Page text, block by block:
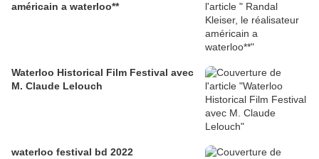
américain a waterloo**
Waterloo Historical Film Festival avec
M. Claude Lelouch
waterloo festival bd 2022